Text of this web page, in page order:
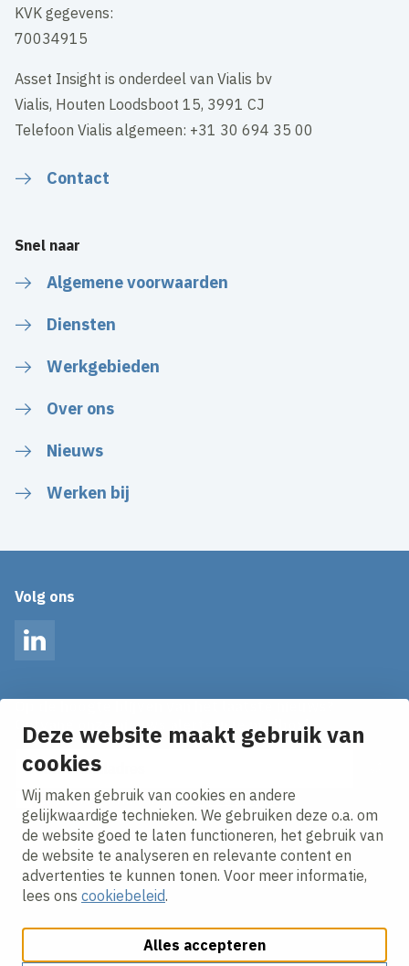
Deze website maakt gebruik van
cookies
Wij maken gebruik van cookies en andere
gelijkwaardige technieken. We gebruiken deze o.a. om
de website goed te laten functioneren, het gebruik van
de website te analyseren en relevante content en
advertenties te kunnen tonen. Voor meer informatie,
lees ons cookiebeleid.
Alles accepteren
KVK gegevens:
70034915
Asset Insight is onderdeel van Vialis bv
Vialis, Houten Loodsboot 15, 3991 CJ
Telefoon Vialis algemeen: +31 30 694 35 00
Contact
Snel naar
Algemene voorwaarden
Diensten
Werkgebieden
Over ons
Nieuws
Werken bij
Volg ons
LinkedIn
Ontvang onze nieuws alerts in je mailbox!
E-mailadres
Ik ga akkoord met hetprivacy statement.
Cookies aanpassenCookie beleidPrivacy policy